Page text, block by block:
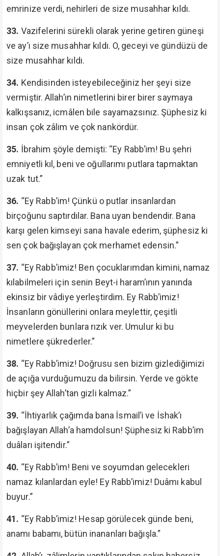
emrinize verdi, nehirleri de size musahhar kıldı.
33. Vazifelerini sürekli olarak yerine getiren güneşi
ve ay’ı size musahhar kıldı. O, geceyi ve gündüzü de
size musahhar kıldı.
34. Kendisinden isteyebileceğiniz her şeyi size
vermiştir. Allah’ın nimetlerini birer birer saymaya
kalkışsanız, icmâlen bile sayamazsınız. Şüphesiz ki
insan çok zâlim ve çok nankördür.
35. İbrahim şöyle demişti: “Ey Rabb’im! Bu şehri
emniyetli kıl, beni ve oğullarımı putlara tapmaktan
uzak tut.”
36. “Ey Rabb’im! Çünkü o putlar insanlardan
birçoğunu saptırdılar. Bana uyan bendendir. Bana
karşı gelen kimseyi sana havale ederim, şüphesiz ki
sen çok bağışlayan çok merhamet edensin.”
37. “Ey Rabb’imiz! Ben çocuklarımdan kimini, namaz
kılabilmeleri için senin Beyt-i haram’ının yanında
ekinsiz bir vâdiye yerleştirdim. Ey Rabb’imiz!
İnsanların gönüllerini onlara meylettir, çeşitli
meyvelerden bunlara rızık ver. Umulur ki bu
nimetlere şükrederler.”
38. “Ey Rabb’imiz! Doğrusu sen bizim gizlediğimizi
de açığa vurduğumuzu da bilirsin. Yerde ve gökte
hiçbir şey Allah’tan gizli kalmaz.”
39. “İhtiyarlık çağımda bana İsmail’i ve İshak’ı
bağışlayan Allah’a hamdolsun! Şüphesiz ki Rabb’im
duâları işitendir.”
40. “Ey Rabb’im! Beni ve soyumdan gelecekleri
namaz kılanlardan eyle! Ey Rabb’imiz! Duâmı kabul
buyur.”
41. “Ey Rabb’imiz! Hesap görülecek günde beni,
anamı babamı, bütün inananları bağışla.”